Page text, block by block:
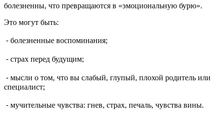
болезненны, что превращаются в «эмоциональную бурю».
Это могут быть:
⁃ болезненные воспоминания;
⁃ страх перед будущим;
⁃ мысли о том, что вы слабый, глупый, плохой родитель или
специалист;
⁃ мучительные чувства: гнев, страх, печаль, чувства вины.